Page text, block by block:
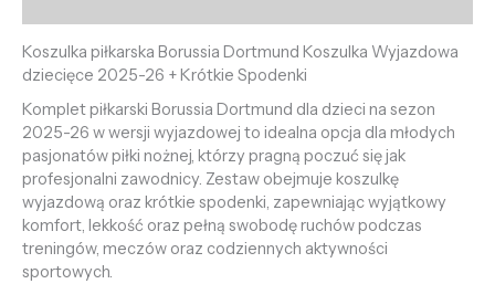
Koszulka piłkarska Borussia Dortmund Koszulka Wyjazdowa
dziecięce 2025-26 + Krótkie Spodenki
Komplet piłkarski Borussia Dortmund dla dzieci na sezon
2025-26 w wersji wyjazdowej to idealna opcja dla młodych
pasjonatów piłki nożnej, którzy pragną poczuć się jak
profesjonalni zawodnicy. Zestaw obejmuje koszulkę
wyjazdową oraz krótkie spodenki, zapewniając wyjątkowy
komfort, lekkość oraz pełną swobodę ruchów podczas
treningów, meczów oraz codziennych aktywności
sportowych.